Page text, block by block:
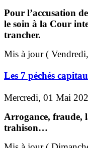
Pour l’accusation
le soin à la Cour
trancher.
Mis à jour (
Les 7 péchés
Mercredi, 01 Mai
Arrogance, fraude,
trahison…